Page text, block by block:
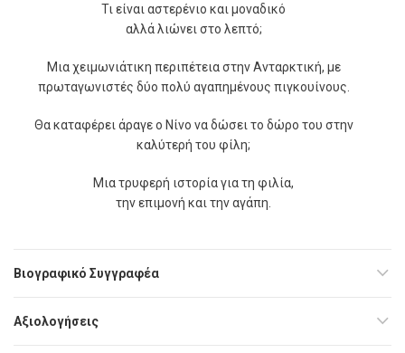
Τι είναι αστερένιο και μοναδικό
αλλά λιώνει στο λεπτό;
Μια χειμωνιάτικη περιπέτεια στην Ανταρκτική, με
πρωταγωνιστές δύο πολύ αγαπημένους πιγκουίνους.
Θα καταφέρει άραγε ο Νίνο να δώσει το δώρο του στην
καλύτερή του φίλη;
Μια τρυφερή ιστορία για τη φιλία,
την επιμονή και την αγάπη.
Βιογραφικό Συγγραφέα
Αξιολογήσεις